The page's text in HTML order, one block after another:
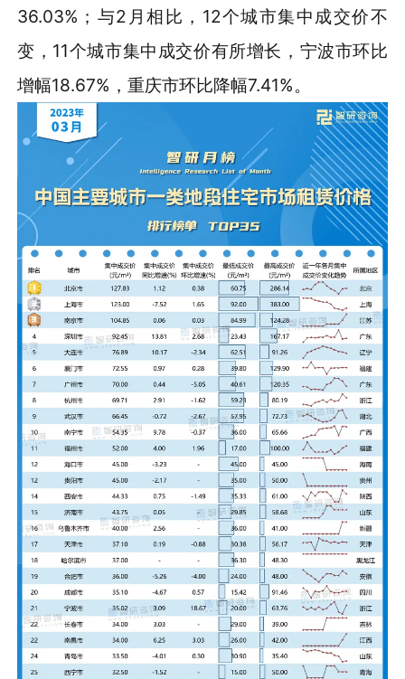
36.03%；与2月相比，12个城市集中成交价不
变，11个城市集中成交价有所增长，宁波市环比
增幅18.67%，重庆市环比降幅7.41%。